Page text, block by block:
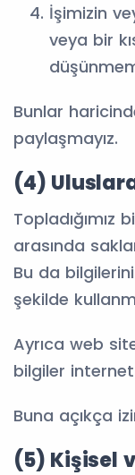
İşimizin
veya bir
Bunlar
paylaşmayız.
(4)
Topladığımız
arasında
Bu da
şekilde
Ayrıca web
bilgiler
Buna açıkça
(5) Kişisel